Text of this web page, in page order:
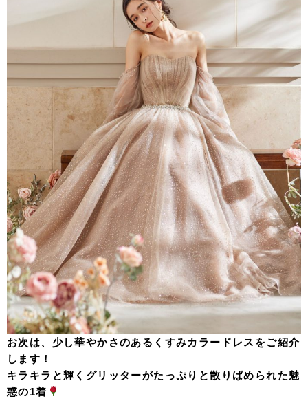
お次は、少し華やかさのあるくすみカラードレスをご紹介
します！
キラキラと輝くグリッターがたっぷりと散りばめられた魅
惑の1着